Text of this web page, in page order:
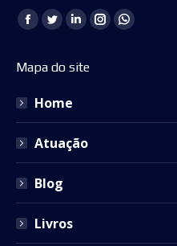
Encontre-nos em:
Facebook
opens
new
Twitter
opens
new
Linkedin
opens
InstagramWhatsapp
Mapa do site
Home
Atuação
Blog
Livros